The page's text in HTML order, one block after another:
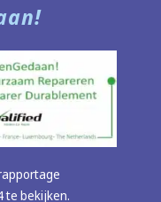
te bekijken.